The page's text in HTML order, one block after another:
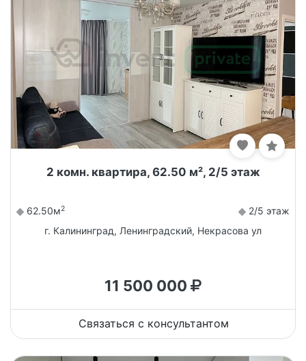
2 комн. квартира, 62.50 м², 2/5 этаж
62.50м2
2/5 этаж
г. Калининград, Ленинградский, Некрасова ул
11 500 000
Связаться с консультантом